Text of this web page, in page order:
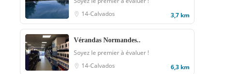
14-Calvados
3,7 km
Vérandas Normandes..
Soyez le premier à évaluer !
14-Calvados
6,3 km